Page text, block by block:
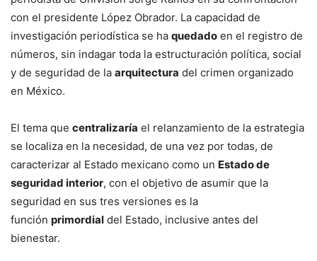
con el presidente López Obrador. La capacidad de
investigación periodística se ha quedado en el registro de
números, sin indagar toda la estructuración política, social
y de seguridad de la arquitectura del crimen organizado
en México.
El tema que centralizaría el relanzamiento de la estrategia
se localiza en la necesidad, de una vez por todas, de
caracterizar al Estado mexicano como un Estado de
seguridad interior, con el objetivo de asumir que la
seguridad en sus tres versiones es la
función primordial del Estado, inclusive antes del
bienestar.